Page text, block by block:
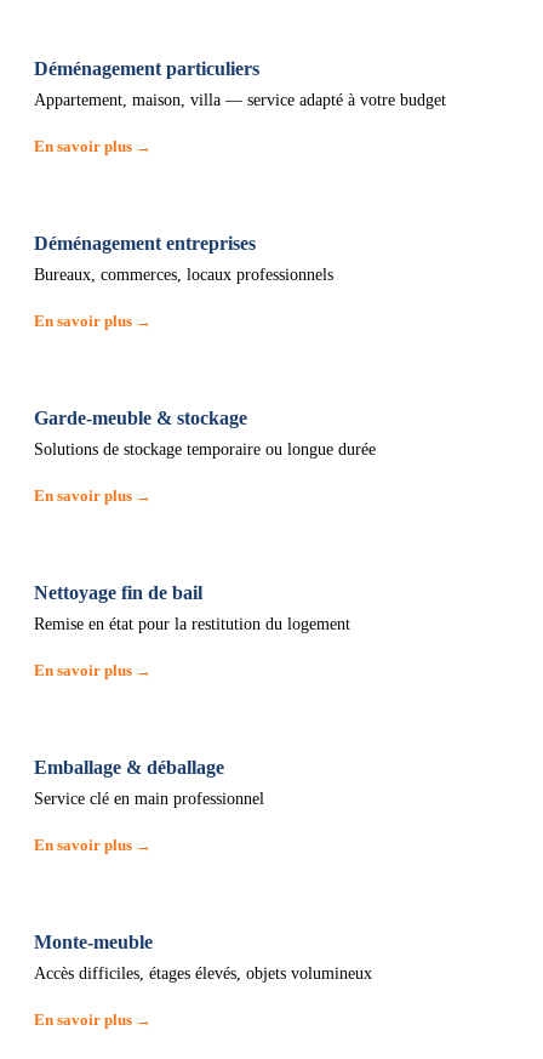
Déménagement particuliers
Appartement, maison, villa — service adapté à votre budget
En savoir plus →
Déménagement entreprises
Bureaux, commerces, locaux professionnels
En savoir plus →
Garde-meuble & stockage
Solutions de stockage temporaire ou longue durée
En savoir plus →
Nettoyage fin de bail
Remise en état pour la restitution du logement
En savoir plus →
Emballage & déballage
Service clé en main professionnel
En savoir plus →
Monte-meuble
Accès difficiles, étages élevés, objets volumineux
En savoir plus →